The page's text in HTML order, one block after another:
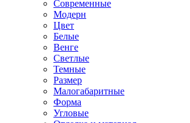
Современные
Модерн
Цвет
Белые
Венге
Светлые
Темные
Размер
Малогабаритные
Форма
Угловые